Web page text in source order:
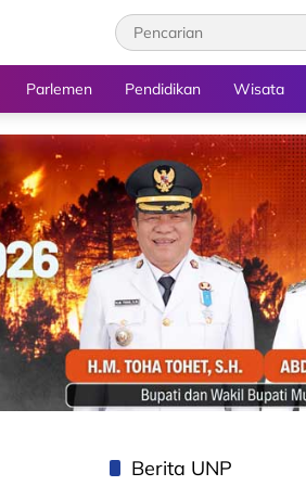
Parlemen Pendidikan Wisata
Berita UNP